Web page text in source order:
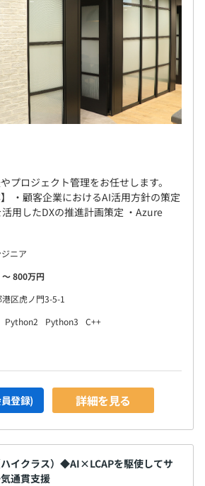
プロジェクト管理をお任せします。
】 ・顧客企業におけるAI活用方針の策定
用したDXの推進計画策定 ・Azure
ニア
800万円
区虎ノ門3-5-1
Python2 Python3
C++
登録) 詳細を見る
イクラス）◆AI×LCAPを駆使してサ
通貫支援